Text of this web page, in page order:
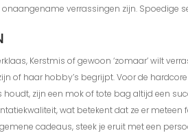
verrassingen zijn. Spoedige
Kerstmis of gewoon ‘zomaar’ wilt
of haar hobby’s begrijpt. Voor de
zijn een mok of tote bag altijd een
wat betekent dat ze er meteen
cadeaus, steek je eruit met een